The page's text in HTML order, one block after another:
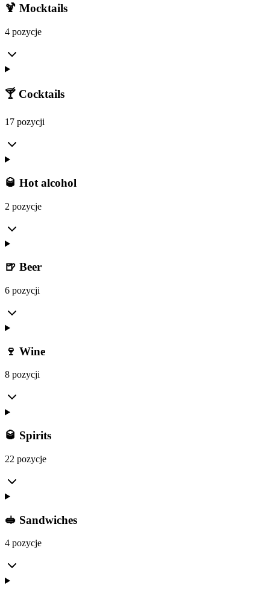
🍹 Mocktails
4 pozycje
🍸 Cocktails
17 pozycji
🥃 Hot alcohol
2 pozycje
🍺 Beer
6 pozycji
🍷 Wine
8 pozycji
🥃 Spirits
22 pozycje
🥪 Sandwiches
4 pozycje